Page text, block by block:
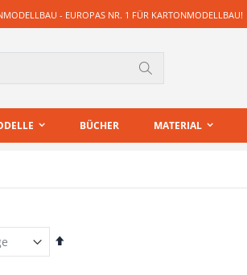
- EUROPAS NR. 1 FÜR KARTONMODELLBAU!
BÜCHER MATERIAL
Absteigend